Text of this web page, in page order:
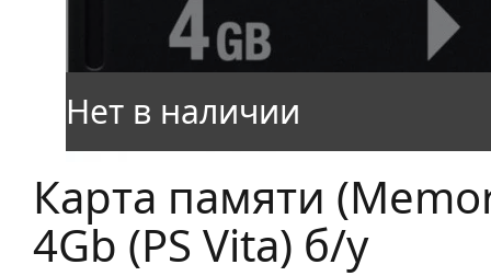
Карта памяти
4Gb (PS Vita) б/у